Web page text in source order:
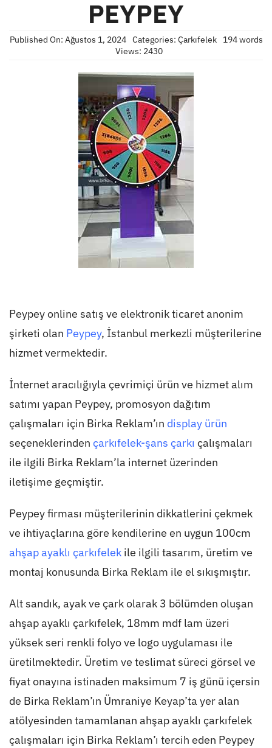
PEYPEY
Published On: Ağustos 1, 2024 Categories: Çarkıfelek
194 words
Views: 2430
Peypey online satış ve elektronik ticaret anonim
şirketi olan Peypey, İstanbul merkezli müşterilerine
hizmet vermektedir.
İnternet aracılığıyla çevrimiçi ürün ve hizmet alım
satımı yapan Peypey, promosyon dağıtım
çalışmaları için Birka Reklam’ın display ürün
seçeneklerinden çarkıfelek-şans çarkı çalışmaları
ile ilgili Birka Reklam’la internet üzerinden
iletişime geçmiştir.
Peypey firması müşterilerinin dikkatlerini çekmek
ve ihtiyaçlarına göre kendilerine en uygun 100cm
ahşap ayaklı çarkıfelekile ilgili tasarım, üretim ve
montaj konusunda Birka Reklam ile el sıkışmıştır.
Alt sandık, ayak ve çark olarak 3 bölümden oluşan
ahşap ayaklı çarkıfelek, 18mm mdf lam üzeri
yüksek seri renkli folyo ve logo uygulaması ile
üretilmektedir. Üretim ve teslimat süreci görsel ve
fiyat onayına istinaden maksimum 7 iş günü içersin
de Birka Reklam’ın Ümraniye Keyap’ta yer alan
atölyesinden tamamlanan ahşap ayaklı çarkıfelek
çalışmaları için Birka Reklam’ı tercih eden Peypey